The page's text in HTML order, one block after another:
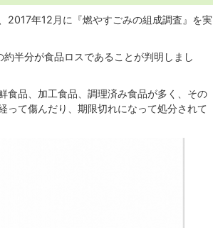
2017年12月に『燃やすごみの組成調査』を実
半分が食品ロスであることが判明しまし
食品、加工食品、調理済み食品が多く、その
って傷んだり、期限切れになって処分されて